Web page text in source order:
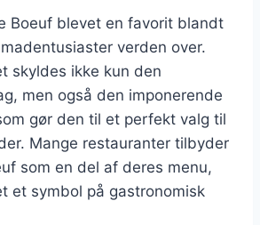
Boeuf blevet en favorit blandt
verden over.
skyldes ikke kun den
men også den imponerende
gør den til et perfekt valg til
Mange restauranter tilbyder
som en del af deres menu,
et symbol på gastronomisk